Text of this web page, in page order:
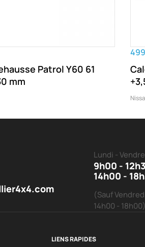
Patrol Y60 61
mm
Lundi -
9h00 -
14h00 -
(Sauf
14h00 - 18h00)
LIENS RAPIDES